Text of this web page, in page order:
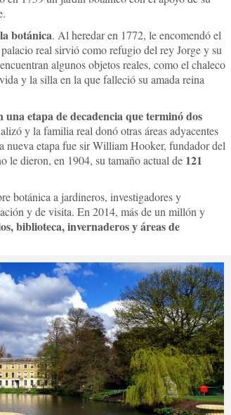
botánica. Al heredar en 1772, le encomendó el
real sirvió como refugio del rey Jorge y su
algunos objetos reales, como el chaleco
y la silla en la que falleció su amada reina
una etapa de decadencia que terminó dos
y la familia real donó otras áreas adyacentes
nueva etapa fue sir William Hooker, fundador del
le dieron, en 1904, su tamaño actual de 121
botánica a jardineros, investigadores y
y de visita. En 2014, más de un millón y
biblioteca, invernaderos y áreas de